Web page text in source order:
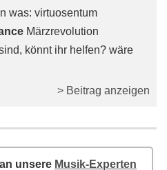
was: virtuosentum
Märzrevolution
könnt ihr helfen? wäre
> Beitrag anzeigen
unsere Musik-Experten